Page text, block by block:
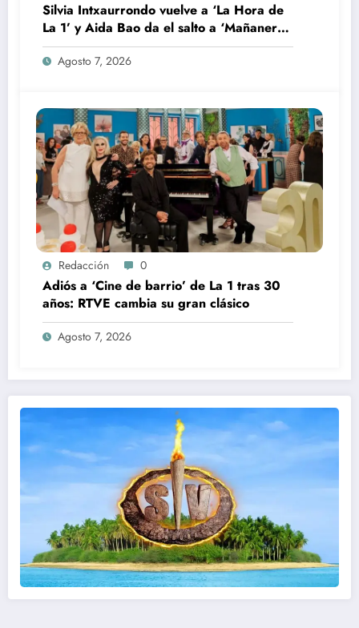
Silvia Intxaurrondo vuelve a ‘La Hora de
La 1’ y Aida Bao da el salto a ‘Mañaneros
360’
Agosto 7, 2026
Redacción 0
Adiós a ‘Cine de barrio’ de La 1 tras 30
años: RTVE cambia su gran clásico
Agosto 7, 2026